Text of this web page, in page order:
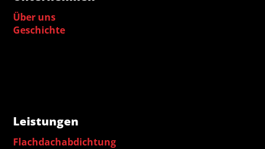
Über uns
Geschichte
Leistungen
Flachdachabdichtung